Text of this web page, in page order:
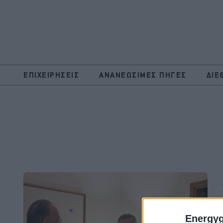
ΕΠΙΧΕΙΡΗΣΕΙΣ ΑΝΑΝΕΩΣΙΜΕΣ ΠΗΓΕΣ